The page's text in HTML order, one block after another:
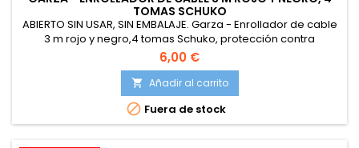
TOMAS SCHUKO
ABIERTO SIN USAR, SIN EMBALAJE. Garza - Enrollador de cable
3 m rojo y negro,4 tomas Schuko, protección contra
sobretensiones y sobrecalentamiento.
6,00 €
 Añadir al carrito
 Fuera de stock